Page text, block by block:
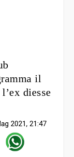
il
diesse
2021, 21:47